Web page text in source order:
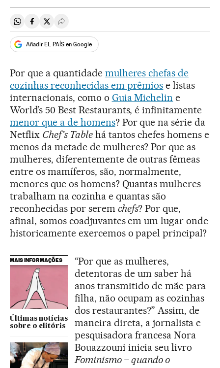
Compartir en Whatsapp
Compartir en Facebook
Compartir en Twitter
Desplegar Redes Sociales
Añadir EL PAÍS en Google
Por que a quantidade mulheres chefas de
cozinhas reconhecidas em prêmios e listas
internacionais, como o Guia Michelin e
World’s 50 Best Restaurants, é infinitamente
menor que a de homens? Por que na série da
Netflix Chef’s Tablehá tantos chefes homens e
menos da metade de mulheres? Por que as
mulheres, diferentemente de outras fêmeas
entre os mamíferos, são, normalmente,
menores que os homens? Quantas mulheres
trabalham na cozinha e quantas são
reconhecidas por serem chefs? Por que,
afinal, somos coadjuvantes em um lugar onde
historicamente exercemos o papel principal?
MAIS INFORMAÇÕES
Últimas notícias
sobre o clitóris
“Por que as mulheres,
detentoras de um saber há
anos transmitido de mãe para
filha, não ocupam as cozinhas
dos restaurantes?” Assim, de
maneira direta, a jornalista e
pesquisadora francesa Nora
Bouazzouni inicia seu livro
Fominismo – quando o